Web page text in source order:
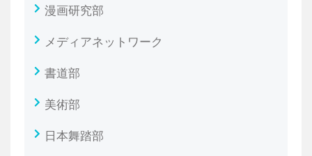
漫画研究部
メディアネットワーク
書道部
美術部
日本舞踏部